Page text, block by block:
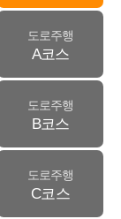
도로주행
A코스
도로주행
B코스
도로주행
C코스